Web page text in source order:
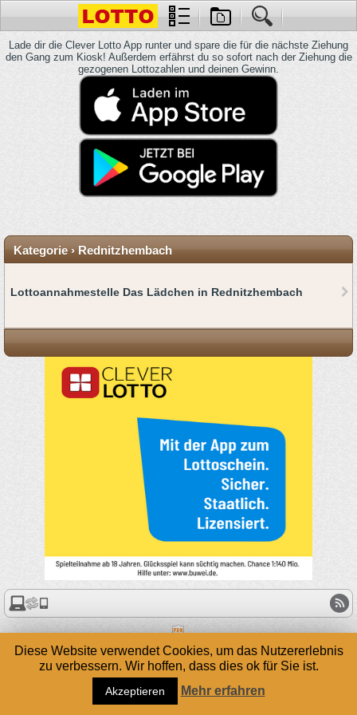
Lade dir die Clever Lotto App runter und spare die für die nächste Ziehung
den Gang zum Kiosk! Außerdem erfährst du so sofort nach der Ziehung die
gezogenen Lottozahlen und deinen Gewinn.
Kategorie › Rednitzhembach
Lottoannahmestelle Das Lädchen in Rednitzhembach
Diese Website verwendet Cookies, um das Nutzererlebnis
zu verbessern. Wir hoffen, dass dies ok für Sie ist.
Akzeptieren Mehr erfahren